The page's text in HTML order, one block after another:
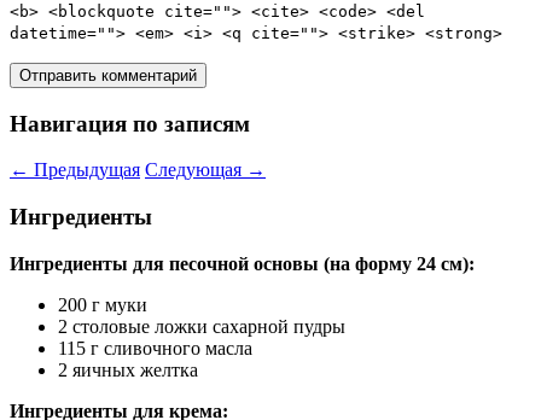
<b> <blockquote cite=""> <cite> <code> <del
datetime=""> <em> <i> <q cite=""> <strike> <strong>
Навигация по записям
← Предыдущая Следующая →
Ингредиенты
Ингредиенты для песочной основы (на форму 24 см):
200 г муки
2 столовые ложки сахарной пудры
115 г сливочного масла
2 яичных желтка
Ингредиенты для крема: